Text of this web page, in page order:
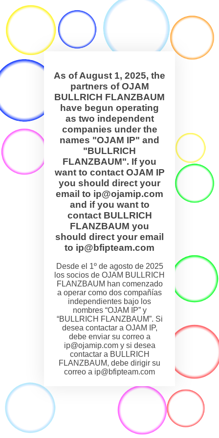
As of August 1, 2025, the
partners of OJAM
BULLRICH FLANZBAUM
have begun operating
as two independent
companies under the
names "OJAM IP" and
"BULLRICH
FLANZBAUM". If you
want to contact OJAM IP
you should direct your
email to ip@ojamip.com
and if you want to
contact BULLRICH
FLANZBAUM you
should direct your email
to ip@bfipteam.com
Desde el 1º de agosto de 2025
los socios de OJAM BULLRICH
FLANZBAUM han comenzado
a operar como dos compañías
independientes bajo los
nombres “OJAM IP” y
“BULLRICH FLANZBAUM”. Si
desea contactar a OJAM IP,
debe enviar su correo a
ip@ojamip.com y si desea
contactar a BULLRICH
FLANZBAUM, debe dirigir su
correo a ip@bfipteam.com